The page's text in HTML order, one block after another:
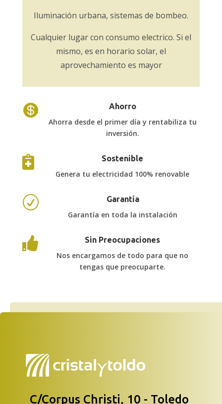
Iluminación urbana, sistemas de bombeo.
Cualquier lugar con consumo electrico. Si el
mismo, es en horario solar, el
aprovechamiento es mayor
 Ahorro
Ahorra desde el primer día y rentabiliza tu
inversión.
 Sostenible
Genera tu electricidad 100% renovable
R Garantía
Garantía en toda la instalación
 Sin Preocupaciones
Nos encargamos de todo para que no
tengas que preocuparte.
C/Corpus Christi, 10 - Toledo